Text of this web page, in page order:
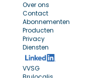
Over ons
Contact
Abonnementen
Producten
Privacy
Diensten
VVSG